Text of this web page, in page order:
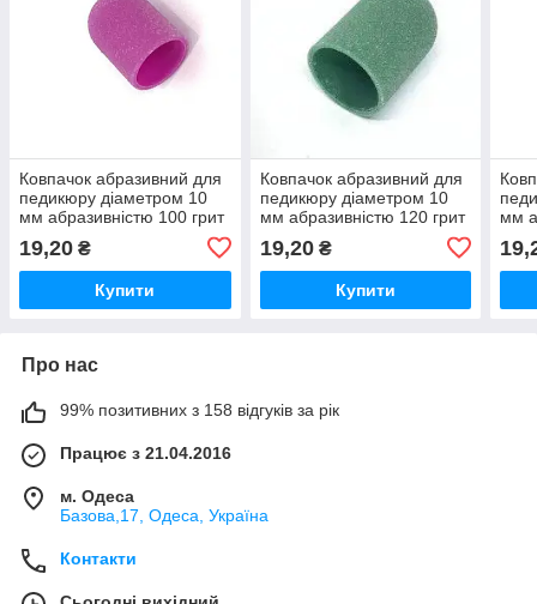
Ковпачок абразивний для
педикюру діаметром 10
мм абразивністю 100 грит
19,20 ₴
Купити
Ковпачок абразивний для
педикюру діаметром 10
мм абразивністю 120 грит
19,20₴
Купити
мм
Про нас
99% позитивних з 158 відгуків за рік
Працює з 21.04.2016
м. Одеса
Базова,17, Одеса, Україна
Контакти